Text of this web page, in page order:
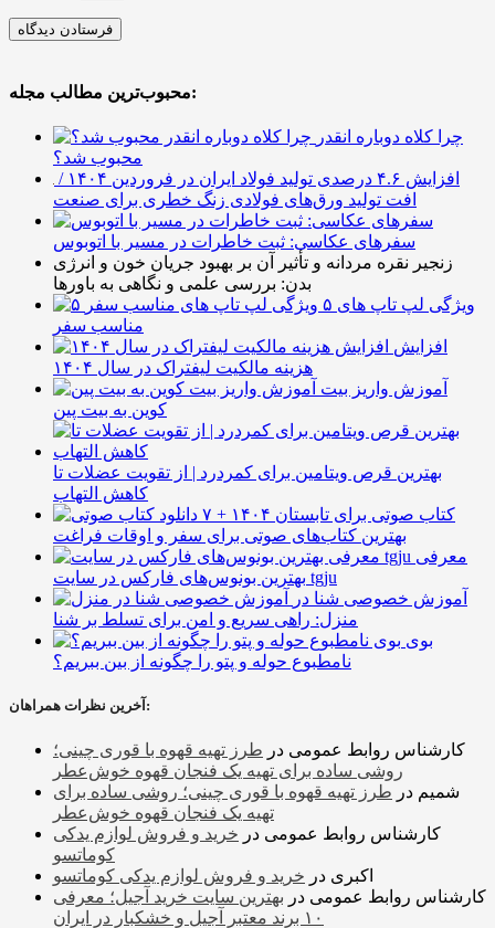
محبوب‌ترین مطالب مجله:
چرا کلاه دوباره انقدر
محبوب شد؟
افزایش ۴.۶ درصدی تولید فولاد ایران در فروردین ۱۴۰۴ /
افت تولید ورق‌های فولادی زنگ خطری برای صنعت
سفرهای عکاسی: ثبت خاطرات در مسیر با اتوبوس
زنجیر نقره مردانه و تأثیر آن بر بهبود جریان خون و انرژی
بدن: بررسی علمی و نگاهی به باورها
۵ ویژگی لپ تاپ های
مناسب سفر
افزایش
هزینه مالکیت لیفتراک در سال ۱۴۰۴
آموزش واریز بیت
کوین به بیت پین
بهترین قرص ویتامین برای کمردرد | از تقویت عضلات تا
کاهش التهاب
۷ کتاب صوتی برای تابستان ۱۴۰۴ +
بهترین کتاب‌های صوتی برای سفر و اوقات فراغت
معرفی
بهترین بونوس‌های فارکس در سایت tgju
آموزش خصوصی شنا در
منزل: راهی سریع و امن برای تسلط بر شنا
بوی
نامطبوع حوله و پتو را چگونه از بین ببریم؟
آخرین نظرات همراهان:
کارشناس روابط عمومی در طرز تهیه قهوه با قوری چینی؛
روشی ساده برای تهیه یک فنجان قهوه خوش‌عطر
شمیم در طرز تهیه قهوه با قوری چینی؛ روشی ساده برای
تهیه یک فنجان قهوه خوش‌عطر
کارشناس روابط عمومی در خرید و فروش لوازم یدکی
کوماتسو
اکبری در خرید و فروش لوازم یدکی کوماتسو
کارشناس روابط عمومی در بهترین سایت خرید آجیل؛ معرفی
۱۰ برند معتبر آجیل و خشکبار در ایران